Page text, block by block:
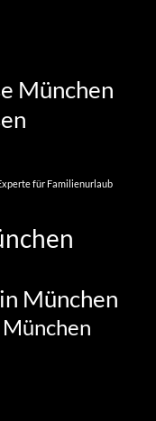
München
für Familienurlaub
München